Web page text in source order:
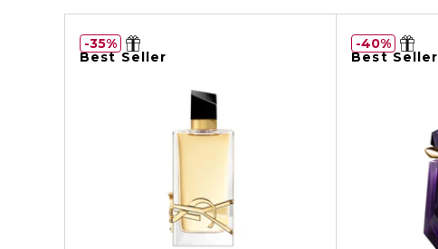
Best Seller
35%
Best Seller
40%